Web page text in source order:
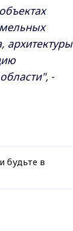
архитектуры
-
будьте в